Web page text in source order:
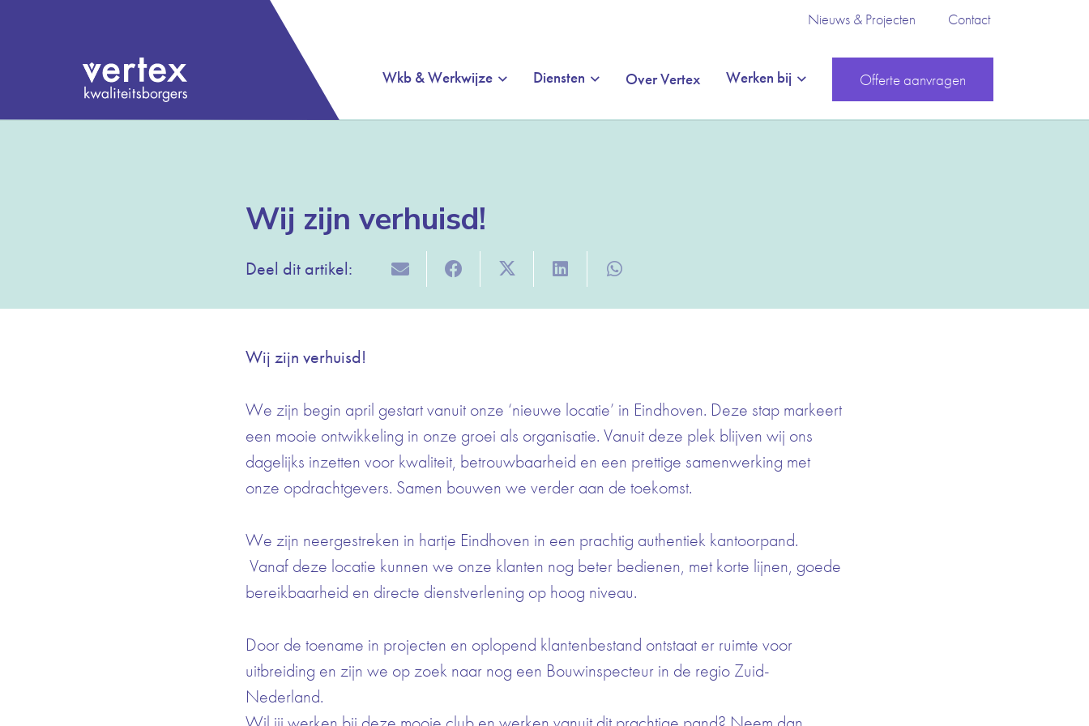
Nieuws & Projecten Contact
Wkb & Werkwijze Diensten Over Vertex Werken bij Offerte aanvragen
Wij zijn verhuisd!
Deel dit artikel:
Wij zijn verhuisd!
We zijn begin april gestart vanuit onze ‘nieuwe locatie’ in Eindhoven. Deze stap markeert
een mooie ontwikkeling in onze groei als organisatie. Vanuit deze plek blijven wij ons
dagelijks inzetten voor kwaliteit, betrouwbaarheid en een prettige samenwerking met
onze opdrachtgevers. Samen bouwen we verder aan de toekomst.
We zijn neergestreken in hartje Eindhoven in een prachtig authentiek kantoorpand.
Vanaf deze locatie kunnen we onze klanten nog beter bedienen, met korte lijnen, goede
bereikbaarheid en directe dienstverlening op hoog niveau.
Door de toename in projecten en oplopend klantenbestand ontstaat er ruimte voor
uitbreiding en zijn we op zoek naar nog een Bouwinspecteur in de regio Zuid-
Nederland.